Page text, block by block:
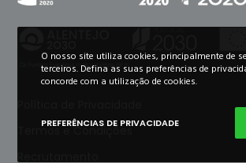
Termos e Condições
O nosso site utiliza cookies, principalmente de
terceiros. Defina as suas preferências de
concorde com a utilização de cookies.
PREFERÊNCIAS DE PRIVACIDADE